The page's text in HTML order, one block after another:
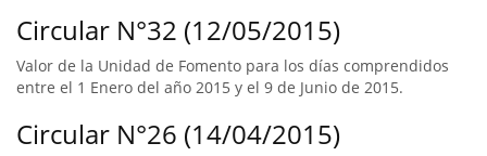
Circular N°32 (12/05/2015)
Valor de la Unidad de Fomento para los días comprendidos
entre el 1 Enero del año 2015 y el 9 de Junio de 2015.
Circular N°26 (14/04/2015)